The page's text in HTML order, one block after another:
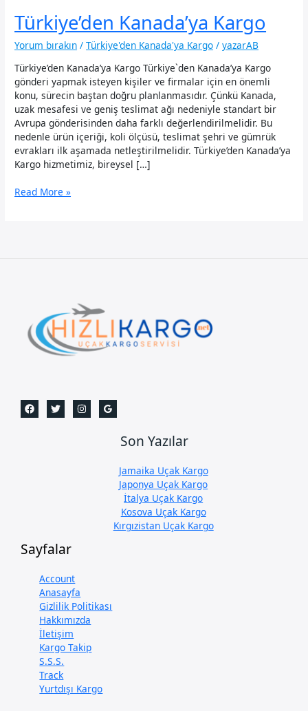
Türkiye’den Kanada’ya Kargo
Yorum bırakın /Türkiye'den Kanada'ya Kargo /yazarAB
Türkiye’den Kanada’ya Kargo Türkiye`den Kanada’ya Kargo
gönderi yapmak isteyen kişiler ve firmalar için en önemli
konu, sürecin baştan doğru planlanmasıdır. Çünkü Kanada,
uzak mesafesi ve geniş teslimat ağı nedeniyle standart bir
Avrupa gönderisinden daha farklı değerlendirilmelidir. Bu
nedenle ürün içeriği, koli ölçüsü, teslimat şehri ve gümrük
evrakları ilk aşamada netleştirilmelidir. Türkiye’den Kanada’ya
Kargo hizmetimiz, bireysel […]
Türkiye’den
Read More »
Son Yazılar
Jamaika Uçak Kargo
Japonya Uçak Kargo
İtalya Uçak Kargo
Kosova Uçak Kargo
Kırgızistan Uçak Kargo
Sayfalar
Account
Anasayfa
Gizlilik Politikası
Hakkımızda
İletişim
Kargo Takip
S.S.S.
Track
Yurtdışı Kargo